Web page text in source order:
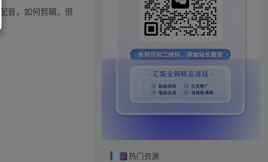
音，如何剪辑，很
热门资源